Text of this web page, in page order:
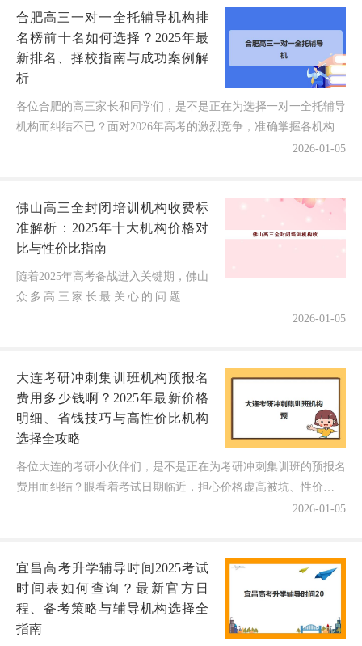
合肥高三一对一全托辅导机构排
名榜前十名如何选择？2025年最
新排名、择校指南与成功案例解
析
各位合肥的高三家长和同学们，是不是正在为选择一对一全托辅导
机构而纠结不已？面对2026年高考的激烈竞争，准确掌握各机构的
实力排名和特色优势堪称"成功逆袭"的关键一步！作为...2026-01-05
佛山高三全封闭培训机构收费标
准解析：2025年十大机构价格对
比与性价比指南
随着2025年高考备战进入关键期，佛山
众多高三家长最关心的问题莫过
深...
2026-01-05
大连考研冲刺集训班机构预报名
费用多少钱啊？2025年最新价格
明细、省钱技巧与高性价比机构
选择全攻略
各位大连的考研小伙伴们，是不是正在为考研冲刺集训班的预报名
费用而纠结？眼看着考试日期临近，担心价格虚高被坑、性价比不
对等，或是错过优惠期多花冤枉钱？作为深耕大连考研辅导领...
2026-01-05
宜昌高考升学辅导时间2025考试
时间表如何查询？最新官方日
程、备考策略与辅导机构选择全
指南